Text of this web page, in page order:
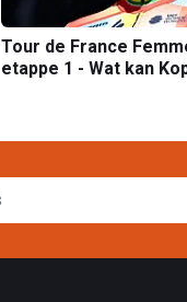
Tour de France
etappe 1 - Wat kan